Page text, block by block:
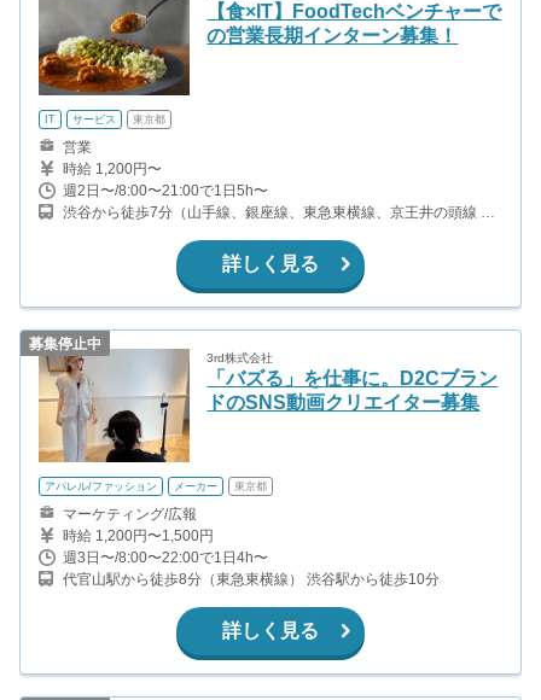
【食×IT】FoodTechベンチャーで
の営業長期インターン募集！
IT サービス 東京都
営業
時給 1,200円〜
週2日〜/8:00〜21:00で1日5h〜
渋谷から徒歩7分（山手線、銀座線、東急東横線、京王井の頭線 ほ
から徒歩15分(副都心線・千代田線)
詳しく見る
募集停止中
3rd株式会社
「バズる」を仕事に。D2Cブラン
ドのSNS動画クリエイター募集
アパレル/ファッション メーカー 東京都
マーケティング/広報
時給 1,200円〜1,500円
週3日〜/8:00〜22:00で1日4h〜
代官山駅から徒歩8分（東急東横線） 渋谷駅から徒歩10分
詳しく見る